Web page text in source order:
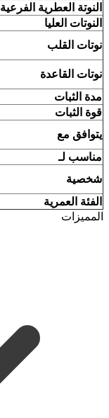
النوتة العطرية الفرعية
النوتات العليا
نوتات القلب
نوتات القاعدة
مدة الثبات
قوة الثبات
يتوافق مع
مناسب لـ
شخصية
الفئة العمرية
المميزات